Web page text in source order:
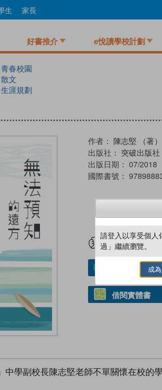
生 家長
好書推介 e悅讀學校計劃
青春校園
散文
生涯規劃
作者： 陳志堅 （著）
出版社： 突破出版社
出版日期： 07/2018
國際書號：
試閲
加入／閱讀電
借閱實體書
中學副校長陳志堅老師不單關懷在校
請登入以享受個人
過」繼續瀏覽。
成